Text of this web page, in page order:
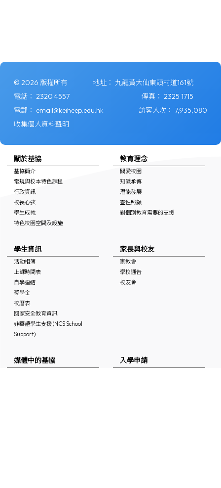
© 2026 版權所有 地址： 九龍黃大仙東頭村道161號
電話： 2320 4557 傳真： 2325 1715
電郵： email@keiheep.edu.hk 訪客人次： 7,935,080
收集個人資料聲明
關於基協
基協簡介
常規與校本特色課程
行政資訊
校長心弦
學生成就
特色校園空間及設施
教育理念
關愛校園
知識承傳
潛能發展
靈性照顧
對個別教育需要的支援
學生資訊
活動相簿
上課時間表
自學連結
獎學金
校曆表
國家安全教育資訊
非華語學生支援 (NCS School
Support)
家長與校友
家教會
學校通告
校友會
媒體中的基協 入學申請